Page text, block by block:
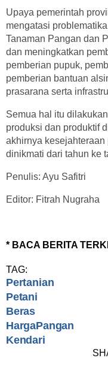
Upaya pemerintah
mengatasi
Tanaman Pangan dan
dan meningkatkan
pemberian pupuk,
pemberian bantuan
prasarana serta
Semua hal itu
produksi dan produktif
akhirnya
dinikmati dari tahun ke
Penulis: Ayu Safitri
Editor: Fitrah Nugraha
* BACA BERITA
TAG:
Pertanian
Petani
Beras
HargaPangan
Kendari